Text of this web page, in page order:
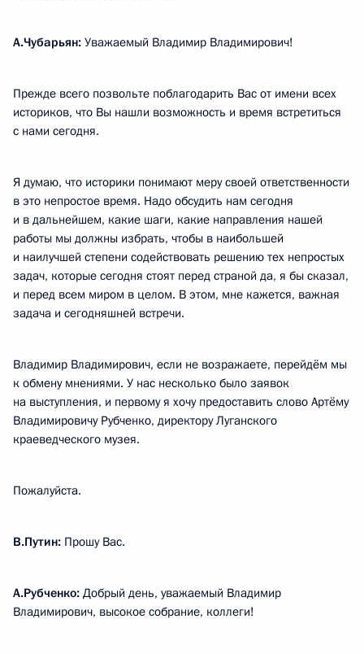
А.Чубарьян: Уважаемый Владимир Владимирович!
Прежде всего позвольте поблагодарить Вас от имени всех
историков, что Вы нашли возможность и время встретиться
с нами сегодня.
Я думаю, что историки понимают меру своей ответственности
в это непростое время. Надо обсудить нам сегодня
и в дальнейшем, какие шаги, какие направления нашей
работы мы должны избрать, чтобы в наибольшей
и наилучшей степени содействовать решению тех непростых
задач, которые сегодня стоят перед страной да, я бы сказал,
и перед всем миром в целом. В этом, мне кажется, важная
задача и сегодняшней встречи.
Владимир Владимирович, если не возражаете, перейдём мы
к обмену мнениями. У нас несколько было заявок
на выступления, и первому я хочу предоставить слово Артёму
Владимировичу Рубченко, директору Луганского
краеведческого музея.
Пожалуйста.
В.Путин: Прошу Вас.
А.Рубченко: Добрый день, уважаемый Владимир
Владимирович, высокое собрание, коллеги!